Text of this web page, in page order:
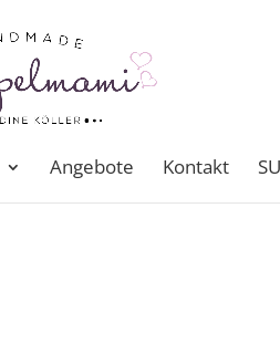
Angebote Kontakt